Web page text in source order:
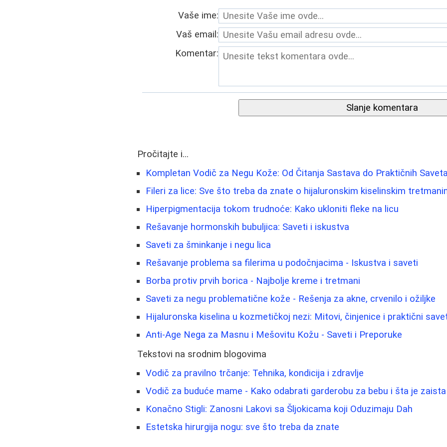
Vaše ime:
Vaš email:
Komentar:
Slanje komentara
Pročitajte i...
Kompletan Vodič za Negu Kože: Od Čitanja Sastava do Praktičnih Saveta
Fileri za lice: Sve što treba da znate o hijaluronskim kiselinskim
Hiperpigmentacija tokom trudnoće: Kako ukloniti fleke na licu
Rešavanje hormonskih bubuljica: Saveti i iskustva
Saveti za šminkanje i negu lica
Rešavanje problema sa filerima u podočnjacima - Iskustva i saveti
Borba protiv prvih borica - Najbolje kreme i tretmani
Saveti za negu problematične kože - Rešenja za akne, crvenilo i ožiljke
Hijaluronska kiselina u kozmetičkoj nezi: Mitovi, činjenice i praktični
Anti-Age Nega za Masnu i Mešovitu Kožu - Saveti i Preporuke
Tekstovi na srodnim blogovima
Vodič za pravilno trčanje: Tehnika, kondicija i zdravlje
Vodič za buduće mame - Kako odabrati garderobu za bebu i šta je
Konačno Stigli: Zanosni Lakovi sa Šljokicama koji Oduzimaju Dah
Estetska hirurgija nogu: sve što treba da znate